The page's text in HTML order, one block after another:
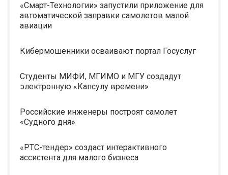
«Смарт-Технологии» запустили приложение для
автоматической заправки самолетов малой
авиации
Кибермошенники осваивают портал Госуслуг
Студенты МИФИ, МГИМО и МГУ создадут
электронную «Капсулу времени»
Российские инженеры построят самолет
«Судного дня»
«РТС-тендер» создаст интерактивного
ассистента для малого бизнеса